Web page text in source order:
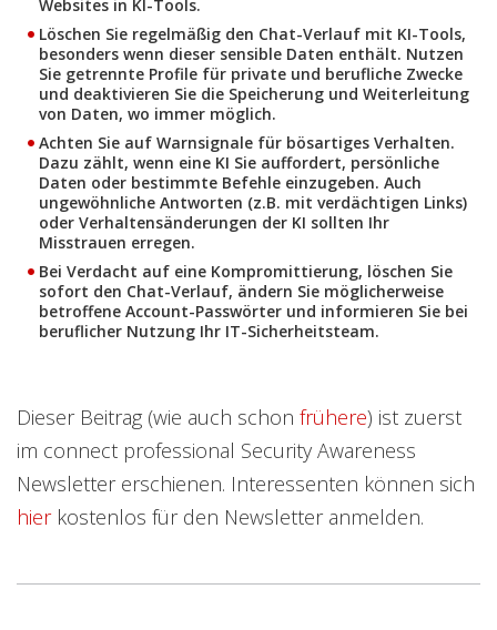
Websites in KI-Tools.
Löschen Sie regelmäßig den Chat-Verlauf mit KI-Tools,
besonders wenn dieser sensible Daten enthält. Nutzen
Sie getrennte Profile für private und berufliche Zwecke
und deaktivieren Sie die Speicherung und Weiterleitung
von Daten, wo immer möglich.
Achten Sie auf Warnsignale für bösartiges Verhalten.
Dazu zählt, wenn eine KI Sie auffordert, persönliche
Daten oder bestimmte Befehle einzugeben. Auch
ungewöhnliche Antworten (z.B. mit verdächtigen Links)
oder Verhaltensänderungen der KI sollten Ihr
Misstrauen erregen.
Bei Verdacht auf eine Kompromittierung, löschen Sie
sofort den Chat-Verlauf, ändern Sie möglicherweise
betroffene Account-Passwörter und informieren Sie bei
beruflicher Nutzung Ihr IT-Sicherheitsteam.
Dieser Beitrag (wie auch schon frühere) ist zuerst
im connect professional Security Awareness
Newsletter erschienen. Interessenten können sich
hierkostenlos für den Newsletter anmelden.